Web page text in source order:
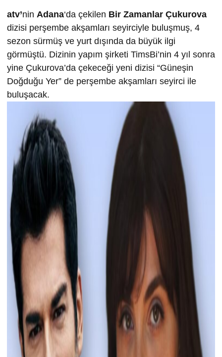
atv’nin Adana‘da çekilen Bir Zamanlar Çukurova
dizisi perşembe akşamları seyirciyle buluşmuş, 4
sezon sürmüş ve yurt dışında da büyük ilgi
görmüştü. Dizinin yapım şirketi TimsBi’nin 4 yıl sonra
yine Çukurova’da çekeceği yeni dizisi “Güneşin
Doğduğu Yer” de perşembe akşamları seyirci ile
buluşacak.